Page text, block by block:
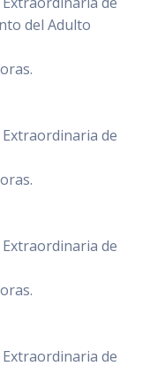
del Adulto
de
de
de